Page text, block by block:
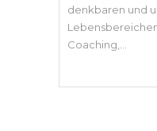
denkbaren und
Coaching,...